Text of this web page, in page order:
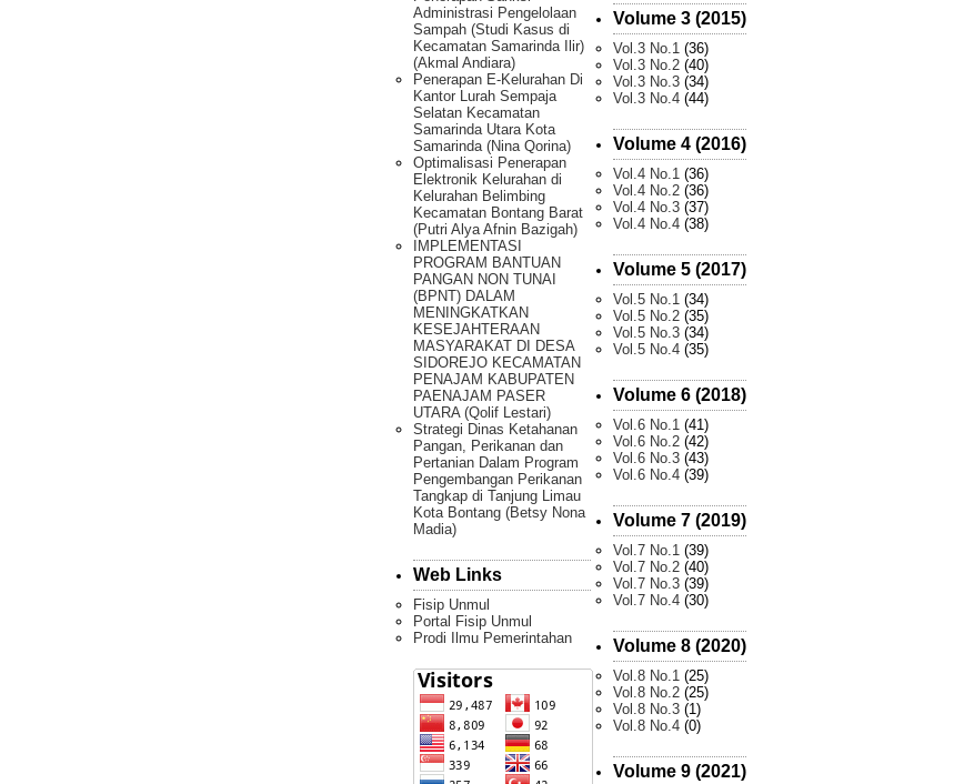
Administrasi Pengelolaan
Sampah (Studi Kasus di
Kecamatan Samarinda Ilir)
(Akmal Andiara)
Penerapan E-Kelurahan Di
Kantor Lurah Sempaja
Selatan Kecamatan
Samarinda Utara Kota
Samarinda (Nina Qorina)
Optimalisasi Penerapan
Elektronik Kelurahan di
Kelurahan Belimbing
Kecamatan Bontang Barat
(Putri Alya Afnin Bazigah)
IMPLEMENTASI
PROGRAM BANTUAN
PANGAN NON TUNAI
(BPNT) DALAM
MENINGKATKAN
KESEJAHTERAAN
MASYARAKAT DI DESA
SIDOREJO KECAMATAN
PENAJAM KABUPATEN
PAENAJAM PASER
UTARA (Qolif Lestari)
Strategi Dinas Ketahanan
Pangan, Perikanan dan
Pertanian Dalam Program
Pengembangan Perikanan
Tangkap di Tanjung Limau
Kota Bontang (Betsy Nona
Madia)
Web Links
Fisip Unmul
Portal Fisip Unmul
Prodi Ilmu Pemerintahan
Volume 3 (2015)
Vol.3 No.1 (36)
Vol.3 No.2 (40)
Vol.3 No.3 (34)
Vol.3 No.4 (44)
Volume 4 (2016)
Vol.4 No.1 (36)
Vol.4 No.2 (36)
Vol.4 No.3 (37)
Vol.4 No.4 (38)
Volume 5 (2017)
Vol.5 No.1 (34)
Vol.5 No.2 (35)
Vol.5 No.3 (34)
Vol.5 No.4 (35)
Volume 6 (2018)
Vol.6 No.1 (41)
Vol.6 No.2 (42)
Vol.6 No.3 (43)
Vol.6 No.4 (39)
Volume 7 (2019)
Vol.7 No.1 (39)
Vol.7 No.2 (40)
Vol.7 No.3 (39)
Vol.7 No.4 (30)
Volume 8 (2020)
Vol.8 No.1 (25)
Vol.8 No.2 (25)
Vol.8 No.3 (1)
Vol.8 No.4 (0)
Volume 9 (2021)